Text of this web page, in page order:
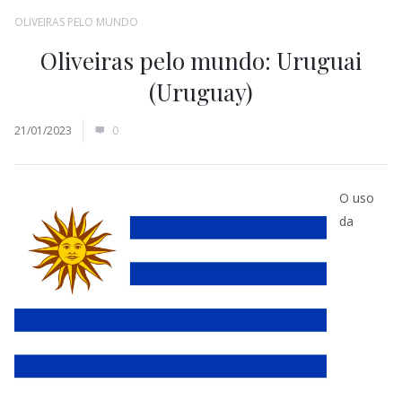
OLIVEIRAS PELO MUNDO
Oliveiras pelo mundo: Uruguai
(Uruguay)
21/01/2023 0
O uso
da